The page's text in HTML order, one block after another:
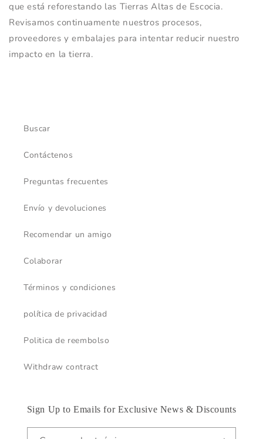
que está reforestando las Tierras Altas de Escocia.
Revisamos continuamente nuestros procesos,
proveedores y embalajes para intentar reducir nuestro
impacto en la tierra.
Buscar
Contáctenos
Preguntas frecuentes
Envío y devoluciones
Recomendar un amigo
Colaborar
Términos y condiciones
política de privacidad
Politica de reembolso
Withdraw contract
Sign Up to Emails for Exclusive News & Discounts